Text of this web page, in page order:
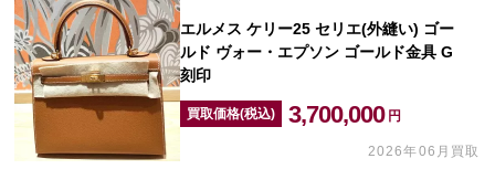
エルメス ケリー25 セリエ(外縫い) ゴー
ルド ヴォー・エプソン ゴールド金具 G
刻印
買取価格(税込) 3,700,000 円
2026年06月買取